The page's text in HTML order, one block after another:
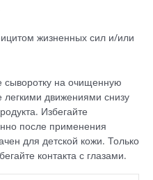
жизненных сил и/или
сыворотку на очищенную
движениями снизу
Избегайте
после применения
для детской кожи. Только
контакта с глазами.